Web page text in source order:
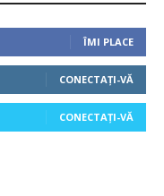
ÎMI PLACE
CONECTAȚI-VĂ
CONECTAȚI-VĂ